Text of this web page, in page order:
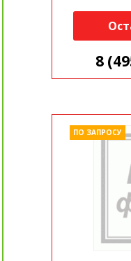
8
ПО ЗАПРОСУ